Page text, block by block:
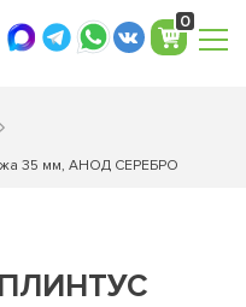
0
35 мм, АНОД СЕРЕБРО